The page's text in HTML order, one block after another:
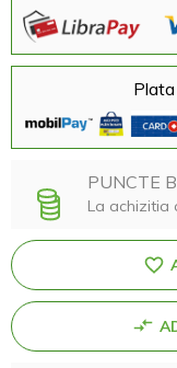
PUNCTE
La achizitia